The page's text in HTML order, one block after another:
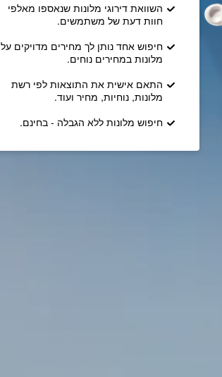
השוואת דירוגי מלונות שנאספו מאלפי
חוות דעת של משתמשים.
חיפוש אחד נותן לך מחירים מדויקים על
מלונות במחירים נוחים.
התאם אישית את התוצאות לפי רשת
מלונות, נוחיות, מחיר ועוד.
חיפוש מלונות ללא הגבלה - בחינם.